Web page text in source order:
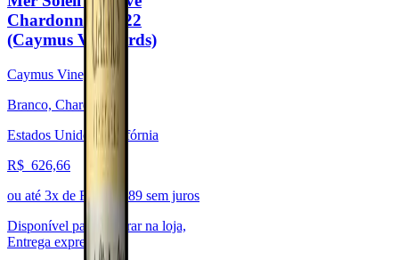
Chardonnay 2022
(Caymus Vineyards)
Caymus Vineyards
Branco, Chardonnay
Estados Unidos, Califórnia
R$ 626,66
ou até 3x de R$ 208,89 sem juros
Disponível para:
Retirar na loja,
Entrega expressa